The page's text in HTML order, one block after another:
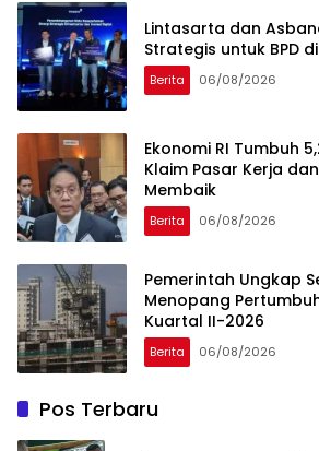
Lintasarta dan
Strategis untuk BPD
Berita 06/08/2026
Ekonomi RI Tumbuh
Klaim Pasar Kerja
Membaik
Berita 06/08/2026
Pemerintah Ungkap
Menopang
Kuartal II-2026
Berita 06/08/2026
Pos Terbaru